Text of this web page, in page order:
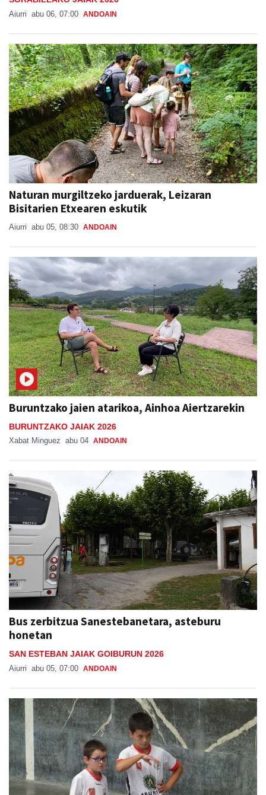
Aiurri abu 06, 07:00 ANDOAIN
Naturan murgiltzeko jarduerak, Leizaran
Bisitarien Etxearen eskutik
Aiurri abu 05, 08:30 ANDOAIN
Buruntzako jaien atarikoa, Ainhoa Aiertzarekin
BURUNTZAKO JAIAK 2026
Xabat Minguez abu 04 ANDOAIN
Bus zerbitzua Sanestebanetara, asteburu
honetan
SAN ESTEBAN JAIAK GOIBURUN 2026
Aiurri abu 05, 07:00 ANDOAIN